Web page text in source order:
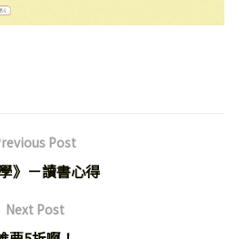
Post
》－讀書心得
Next Post